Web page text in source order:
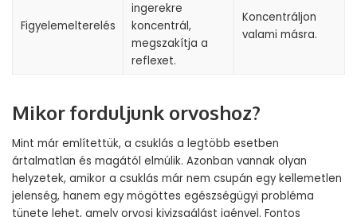
Figyelemelterelés
ingerekre
koncentrál,
megszakítja a
reflexet.
Koncentráljon
valami másra.
Mikor forduljunk orvoshoz?
Mint már említettük, a csuklás a legtöbb esetben
ártalmatlan és magától elmúlik. Azonban vannak olyan
helyzetek, amikor a csuklás már nem csupán egy kellemetlen
jelenség, hanem egy mögöttes egészségügyi probléma
tünete lehet, amely orvosi kivizsgálást igényel. Fontos